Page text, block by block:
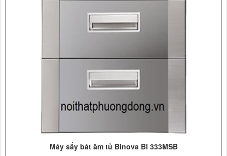
Máy sấy bát âm tủ Binova BI 333MSB